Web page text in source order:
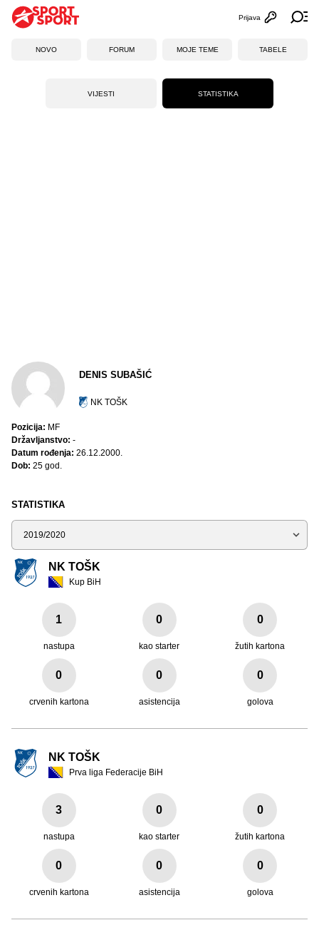
Otvori
Prijava
NOVO FORUM MOJE TEME TABELE
VIJESTI STATISTIKA
STATISTIKA
Sezona
NK TOŠK
Kup BiH
1
nastupa
0
kao starter
0
žutih kartona
0
crvenih kartona
0
asistencija
0
golova
NK TOŠK
Prva liga Federacije BiH
3
nastupa
0
kao starter
0
žutih kartona
0
crvenih kartona
0
asistencija
0
golova
DENIS SUBAŠIĆ
NK TOŠK
Pozicija: MF
Državljanstvo: -
Datum rođenja: 26.12.2000.
Dob: 25 god.